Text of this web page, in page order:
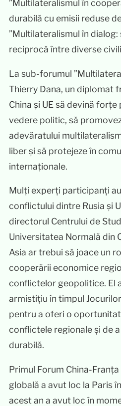
”Multilateralismul în
durabilă cu emisii reduse
”Multilateralismul în
reciprocă între diverse
La sub-forumul
Thierry Dana, un diplomat
China și UE să devină
vedere politic, să
adevăratului
liber și să protejeze în
internaționale.
Mulți experți participanți
conflictului dintre Rusia și
directorul Centrului de
Universitatea Normală din
Asia ar trebui să joace un
cooperării economice
conflictelor geopolitice. El
armistițiu în timpul
pentru a oferi o
conflictele regionale și de
durabilă.
Primul Forum China-
globală a avut loc la Paris
acest an a avut loc în